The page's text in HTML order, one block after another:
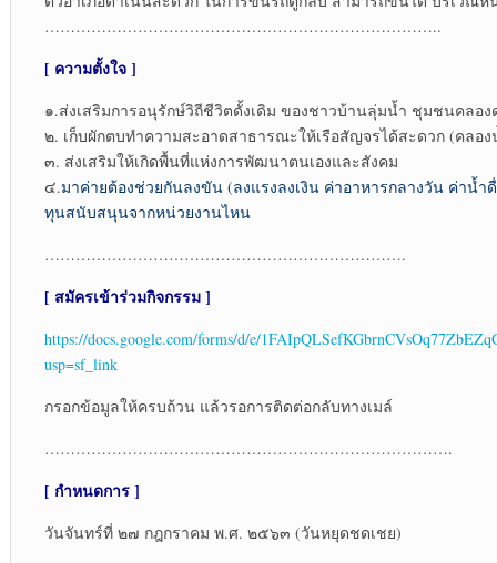
…………………………………………………………………..
[ ความตั้งใจ ]
๑.ส่งเสริมการอนุรักษ์วิถีชีวิตดั้งเดิม ของชาวบ้านลุ่มน้ำ ชุมชนคลอง
๒. เก็บผักตบทำความสะอาดสาธารณะให้เรือสัญจรได้สะดวก (คลอง
๓. ส่งเสริมให้เกิดพื้นที่แห่งการพัฒนาตนเองและสังคม
๔.มาค่ายต้องช่วยกันลงขัน (ลงแรงลงเงิน ค่าอาหารกลางวัน ค่าน้
ทุนสนับสนุนจากหน่วยงานไหน
…………………………………………………………….
[ สมัครเข้าร่วมกิจกรรม ]
https://docs.google.com/forms/d/e/
usp=sf_link
กรอกข้อมูลให้ครบถ้วน แล้วรอการติดต่อกลับทางเมล์
…………………………………………………………………….
[ กำหนดการ ]
วันจันทร์ที่ ๒๗ กฎกราคม พ.ศ. ๒๕๖๓ (วันหยุดชดเชย)